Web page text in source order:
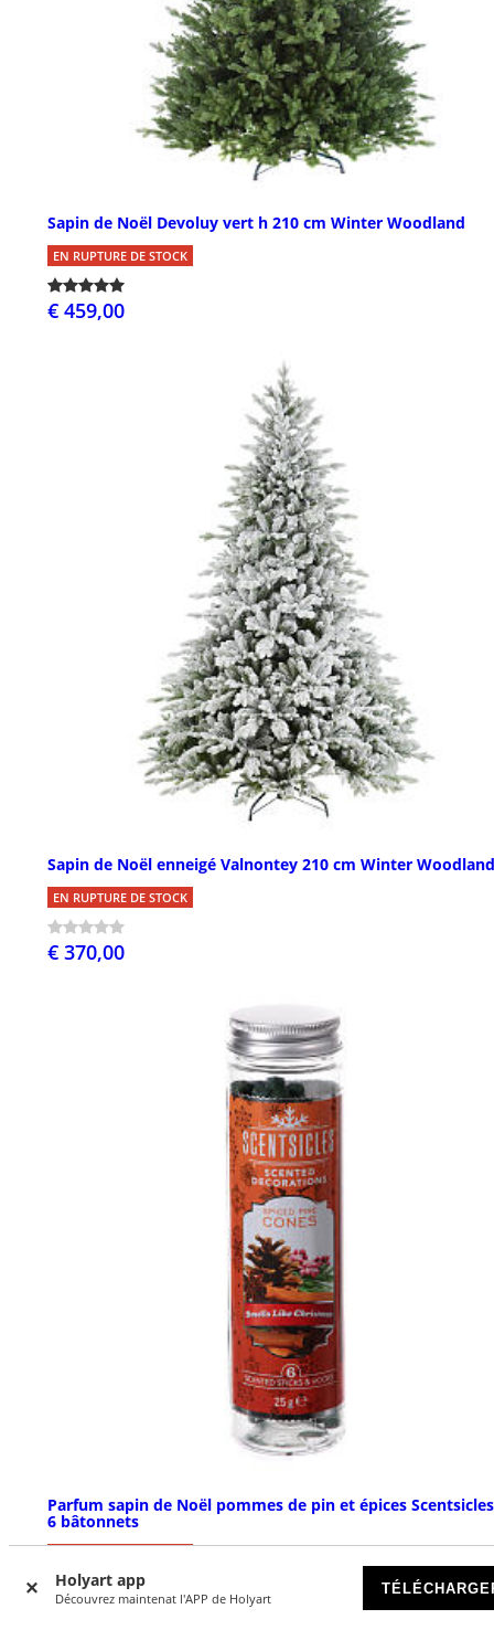
Holyart app
Découvrez maintenat l'APP de Holyart
Sapin de Noël Devoluy vert h 210 cm Winter Woodland
EN RUPTURE DE STOCK
€ 459,00
Sapin de Noël enneigé Valnontey 210 cm Winter Woodland
EN RUPTURE DE STOCK
€ 370,00
Parfum sapin de Noël pommes de pin et épices
6 bâtonnets
€ 14,95